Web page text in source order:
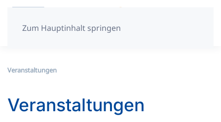
Zum Hauptinhalt springen
Veranstaltungen
Veranstaltungen